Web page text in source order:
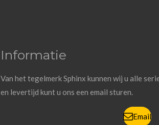
Informatie
Van het tegelmerk Sphinx kunnen wij u alle
en levertijd kunt u ons een email sturen.
Email